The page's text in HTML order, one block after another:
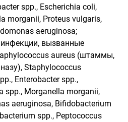
spp., Escherichia coli,
morganii, Proteus vulgaris,
aeruginosa;
вызванные
aureus (штаммы,
Staphylococcus
Enterobacter spp.,
spp., Morganella morganii,
aeruginosa, Bifidobacterium
spp., Peptococcus